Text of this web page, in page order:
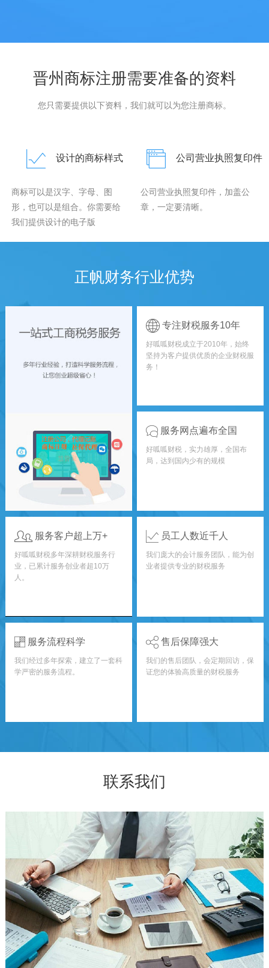
晋州商标注册需要准备的资料
您只需要提供以下资料，我们就可以为您注册商标。
设计的商标样式
商标可以是汉字、字母、图
形，也可以是组合。你需要给
我们提供设计的电子版
公司营业执照复印件
公司营业执照复印件，加盖公
章，一定要清晰。
正帆财务行业优势
专注财税服务10年
好呱呱财税成立于2010年，始终
坚持为客户提供优质的企业财税服
务！
服务网点遍布全国
好呱呱财税，实力雄厚，全国布
局，达到国内少有的规模
服务客户超上万+
好呱呱财税多年深耕财税服务行
业，已累计服务创业者超10万
人。
员工人数近千人
我们庞大的会计服务团队，能为创
业者提供专业的财税服务
服务流程科学
我们经过多年探索，建立了一套科
学严密的服务流程。
售后保障强大
我们的售后团队，会定期回访，保
证您的体验高质量的财税服务
联系我们